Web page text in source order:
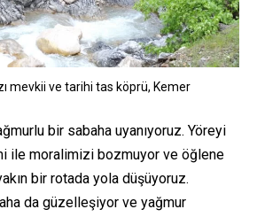
mevkii ve tarihi tas köprü, Kemer
bir sabaha uyanıyoruz. Yöreyi
ile moralimizi bozmuyor ve öğlene
bir rotada yola düşüyoruz.
da güzelleşiyor ve yağmur